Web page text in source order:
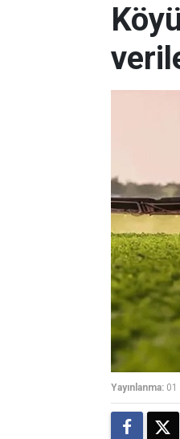
Yayınlanma: 01